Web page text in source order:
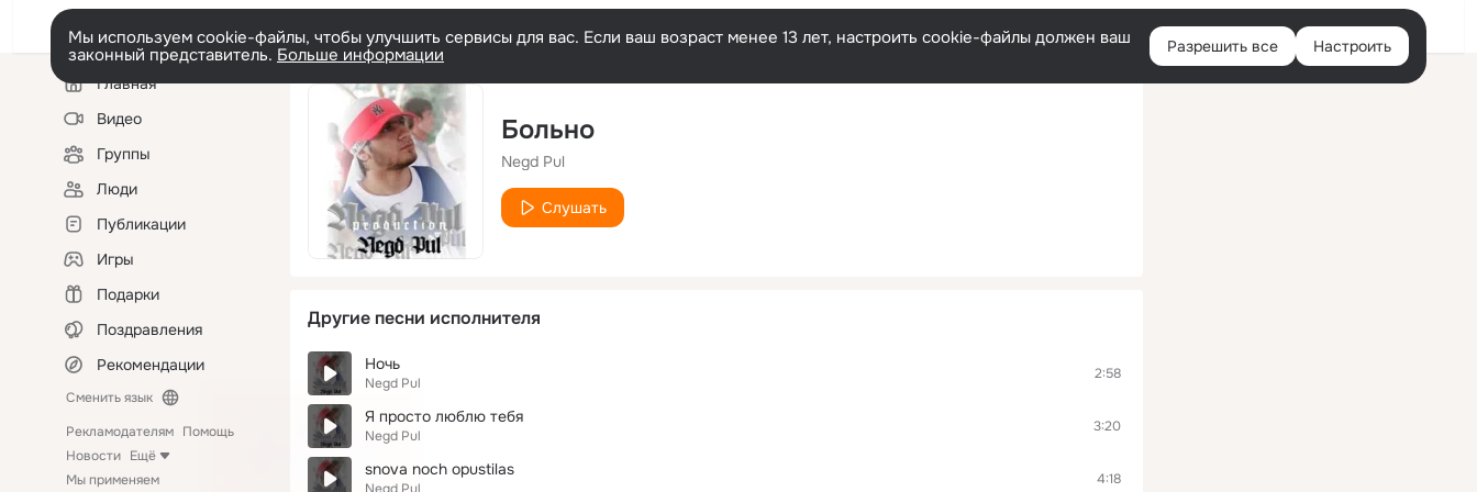
Войти
Мы используем cookie-файлы, чтобы улучшить сервисы для вас. Если ваш возраст менее 13 лет, настроить cookie-файлы должен ваш
законный представитель. Больше информации Разрешить все Настроить
Левая
колонкаГлавная
Видео
Группы
Люди
Публикации
Игры
Подарки
Поздравления
Рекомендации
Сменить язык
Рекламодателям Помощь
Новости Ещё
Мы применяем
Больно
Negd Pul
Слушать
Другие песни исполнителя
Ночь
Negd Pul
2:58
Я просто люблю тебя
Negd Pul
3:20
snova noch opustilas 4:18